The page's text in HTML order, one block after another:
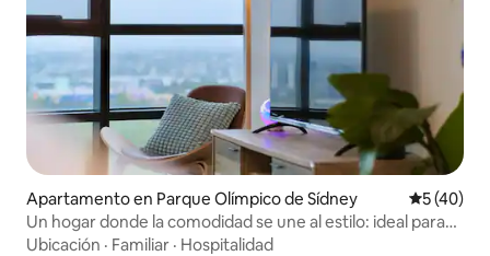
Apartamento en Parque Olímpico de Sídney
5 (40)
Un hogar donde la comodidad se une al estilo: ideal para
familias
Ubicación · Familiar · Hospitalidad